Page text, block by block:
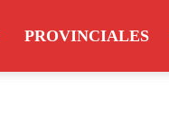
PROVINCIALES